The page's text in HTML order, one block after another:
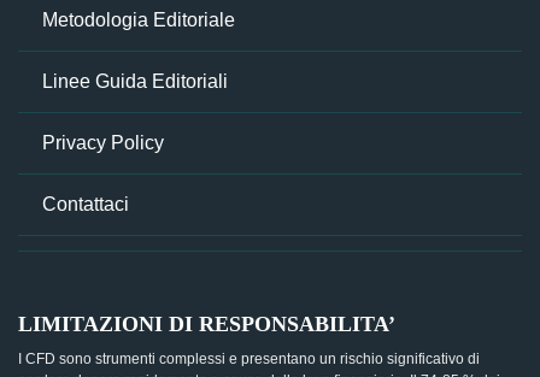
Metodologia Editoriale
Linee Guida Editoriali
Privacy Policy
Contattaci
LIMITAZIONI DI RESPONSABILITA’
I CFD sono strumenti complessi e presentano un rischio significativo di